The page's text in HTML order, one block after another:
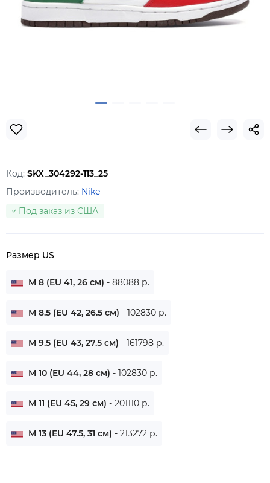
Код: SKX_304292-113_25
Производитель: Nike
Под заказ из США
Размер US
M 8 (EU 41, 26 см) - 88088 р.
M 8.5 (EU 42, 26.5 см) - 102830 р.
M 9.5 (EU 43, 27.5 см) - 161798 р.
M 10 (EU 44, 28 см) - 102830 р.
M 11 (EU 45, 29 см) - 201110 р.
M 13 (EU 47.5, 31 см) - 213272 р.